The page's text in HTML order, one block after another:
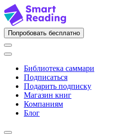
Попробовать бесплатно
Библиотека саммари
Подписаться
Подарить подписку
Магазин книг
Компаниям
Блог